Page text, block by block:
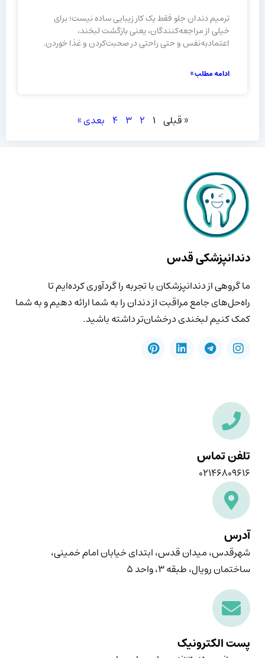
ترمیم دندان جلو فقط یک کار زیبایی ساده نیست؛ برای
خیلی از مراجعه‌کنندگان، یعنی بازگشت لبخند،
اعتمادبه‌نفس و حتی راحتی در صحبت‌کردن و غذا خوردن.
ادامه مطلب »
« قبلی ۱ ۲ ۳ ۴ بعدی »
دندانپزشکی قدس
ما گروهی از دندانپزشکان با تجربه را گردآوری کرده‌ایم تا
راه‌حل‌های جامع مراقبت از دندان را به شما ارائه دهیم و به شما
کمک کنیم لبخندی درخشان‌تر داشته باشید.
تلفن تماس
۰۲۱۴۶۸۰۹۶۱۶
آدرس
شهرقدس، میدان قدس، ابتدای خیابان امام خمینی،
ساختمان رویال، طبقه ۳، واحد ۵
پست الکترونیک